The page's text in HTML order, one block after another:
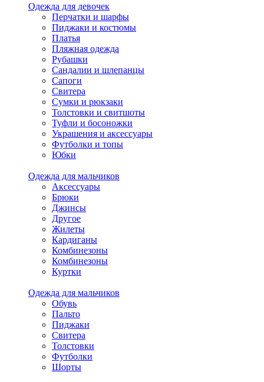
Одежда для девочек
Перчатки и шарфы
Пиджаки и костюмы
Платья
Пляжная одежда
Рубашки
Сандалии и шлепанцы
Сапоги
Свитера
Сумки и рюкзаки
Толстовки и свитшоты
Туфли и босоножки
Украшения и аксессуары
Футболки и топы
Юбки
Одежда для мальчиков
Аксессуары
Брюки
Джинсы
Другое
Жилеты
Кардиганы
Комбинезоны
Комбинезоны
Куртки
Одежда для мальчиков
Обувь
Пальто
Пиджаки
Свитера
Толстовки
Футболки
Шорты